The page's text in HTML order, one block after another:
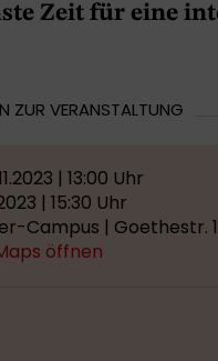
Zeit für eine
ZUR VERANSTALTUNG
| 13:00 Uhr
| 15:30 Uhr
Campus | Goethestr.
öffnen